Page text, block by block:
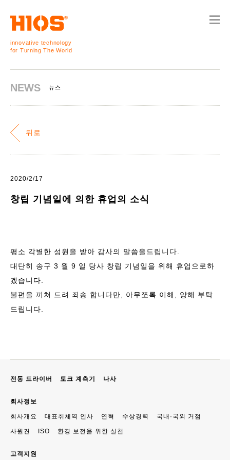
innovative technology
for Turning The World
NEWS 뉴스
뒤로
2020/2/17
창립 기념일에 의한 휴업의 소식
평소 각별한 성원을 받아 감사의 말씀을드립니다.
대단히 송구 3 월 9 일 당사 창립 기념일을 위해 휴업으로하
겠습니다.
불편을 끼쳐 드려 죄송 합니다만, 아무쪼록 이해, 양해 부탁
드립니다.
전동 드라이버 토크 계측기 나사
회사정보
회사개요 대표취체역 인사 연혁 수상경력 국내·국외 거점
사원견 ISO 환경 보전을 위한 실천
고객지원